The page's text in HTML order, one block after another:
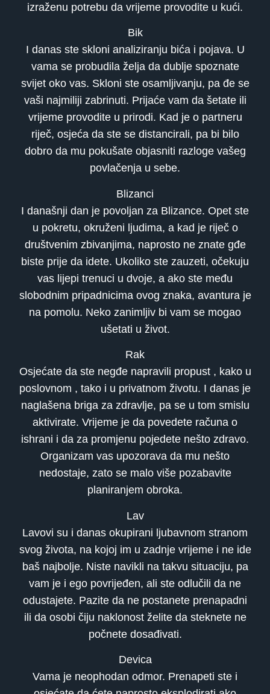
izraženu potrebu da vrijeme provodite u kući.
Bik
I danas ste skloni analiziranju bića i pojava. U
vama se probudila želja da dublje spoznate
svijet oko vas. Skloni ste osamljivanju, pa đe se
vaši najmiliji zabrinuti. Prijaće vam da šetate ili
vrijeme provodite u prirodi. Kad je o partneru
riječ, osjeća da ste se distancirali, pa bi bilo
dobro da mu pokušate objasniti razloge vašeg
povlačenja u sebe.
Blizanci
I današnji dan je povoljan za Blizance. Opet ste
u pokretu, okruženi ljudima, a kad je riječ o
društvenim zbivanjima, naprosto ne znate gđe
biste prije da idete. Ukoliko ste zauzeti, očekuju
vas lijepi trenuci u dvoje, a ako ste među
slobodnim pripadnicima ovog znaka, avantura je
na pomolu. Neko zanimljiv bi vam se mogao
ušetati u život.
Rak
Osjećate da ste negđe napravili propust , kako u
poslovnom , tako i u privatnom životu. I danas je
naglašena briga za zdravlje, pa se u tom smislu
aktivirate. Vrijeme je da povedete računa o
ishrani i da za promjenu pojedete nešto zdravo.
Organizam vas upozorava da mu nešto
nedostaje, zato se malo više pozabavite
planiranjem obroka.
Lav
Lavovi su i danas okupirani ljubavnom stranom
svog života, na kojoj im u zadnje vrijeme i ne ide
baš najbolje. Niste navikli na takvu situaciju, pa
vam je i ego povrijeđen, ali ste odlučili da ne
odustajete. Pazite da ne postanete prenapadni
ili da osobi čiju naklonost želite da steknete ne
počnete dosađivati.
Devica
Vama je neophodan odmor. Prenapeti ste i